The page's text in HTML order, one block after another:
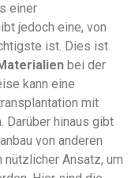
einer
jedoch eine, von
ist. Dies ist
bei der
kann eine
mit
Darüber hinaus gibt
von anderen
Ansatz, um